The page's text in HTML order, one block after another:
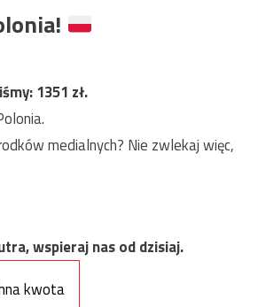
1351 zł.
medialnych? Nie zwlekaj więc,
wspieraj nas od dzisiaj.
kwota